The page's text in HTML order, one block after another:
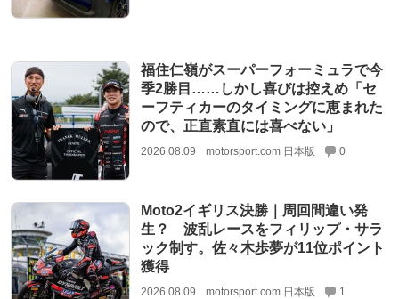
福住仁嶺がスーパーフォーミュラで今
季2勝目……しかし喜びは控えめ「セ
ーフティカーのタイミングに恵まれた
ので、正直素直には喜べない」
2026.08.09 motorsport.com 日本版 0
Moto2イギリス決勝｜周回間違い発
生？ 波乱レースをフィリップ・サラ
ック制す。佐々木歩夢が11位ポイント
獲得
2026.08.09 motorsport.com 日本版 1